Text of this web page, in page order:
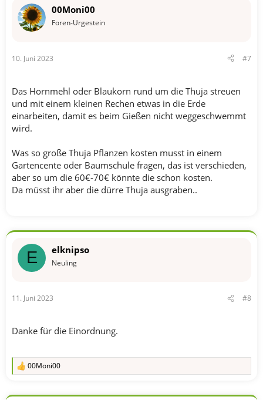
00Moni00
Foren-Urgestein
10. Juni 2023 #7
Das Hornmehl oder Blaukorn rund um die Thuja streuen
und mit einem kleinen Rechen etwas in die Erde
einarbeiten, damit es beim Gießen nicht weggeschwemmt
wird.
Was so große Thuja Pflanzen kosten musst in einem
Gartencente oder Baumschule fragen, das ist verschieden,
aber so um die 60€-70€ könnte die schon kosten.
Da müsst ihr aber die dürre Thuja ausgraben..
E elknipso
Neuling
11. Juni 2023 #8
Danke für die Einordnung.
R
k
00Moni00